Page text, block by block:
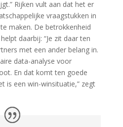
Rijken vult aan dat het er
vraagstukken in
maken. De betrokkenheid
daarbij: “Je zit daar ten
met een ander belang in.
data-analyse voor
En dat komt ten goede
is een win-winsituatie,” zegt